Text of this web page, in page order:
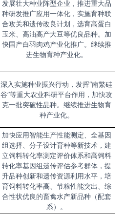
发展壮大种业阵型企业，推进重大品
种研发推广应用一体化，实施育种联
合攻关和遗传改良计划，选育高蛋白
玉米、高油高产大豆等优良品种。加
快国产白羽肉鸡产业化推广。继续推
进生物育种产业化。
深入实施种业振兴行动，发挥“南繁硅
谷”等重大农业科研平台作用，加快攻
克一批突破性品种。继续推进生物育
种产业化。
加快应用智能生产性能测定、全基因
组选择、分子设计育种等新技术，建
立饲料转化率测定评价体系和高饲料
转化率基因组遗传评估参考群体，提
升品种创新和遗传资源利用水平，培
育饲料转化率高、节粮性能突出、综
合性状优良的畜禽水产新品种（配套
系）。